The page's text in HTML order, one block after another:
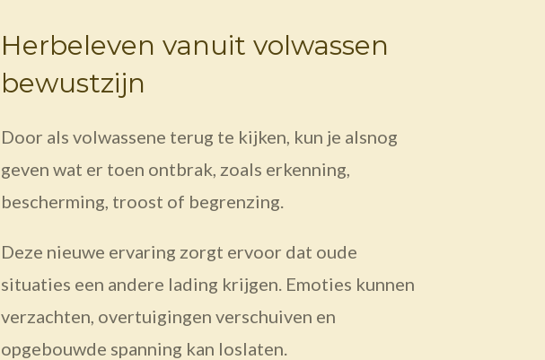
Herbeleven vanuit volwassen
bewustzijn
Door als volwassene terug te kijken, kun je alsnog
geven wat er toen ontbrak, zoals erkenning,
bescherming, troost of begrenzing.
Deze nieuwe ervaring zorgt ervoor dat oude
situaties een andere lading krijgen. Emoties kunnen
verzachten, overtuigingen verschuiven en
opgebouwde spanning kan loslaten.